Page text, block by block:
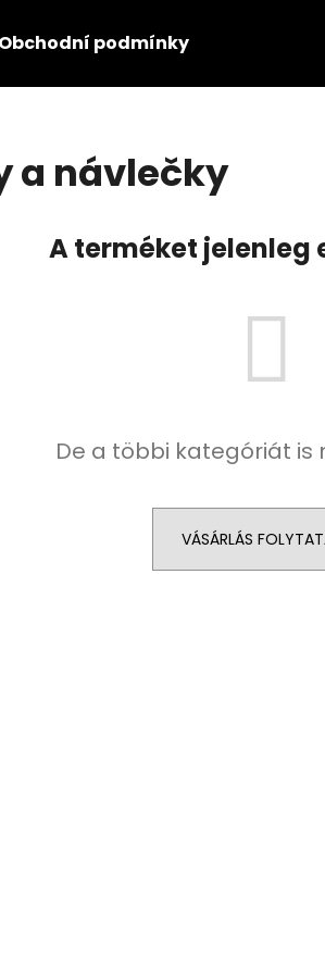
Obchodní podmínky
a návlečky
A terméket jelenleg
De a többi kategóriát is
VÁSÁRLÁS
KERESÉS